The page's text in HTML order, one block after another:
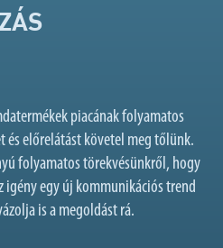
piacának folyamatos
és előrelátást követel meg tőlünk.
folyamatos törekvésünkről, hogy
igény egy új kommunikációs trend
is a megoldást rá.